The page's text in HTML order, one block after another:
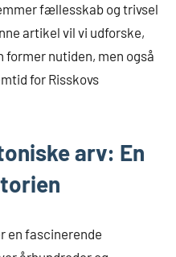
fællesskab og trivsel
artikel vil vi udforske,
former nutiden, men også
for Risskovs
arv: En
en fascinerende